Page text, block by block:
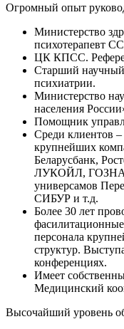
Огромный опыт
Министерство
психотерапевт
ЦК КПСС.
Старший
психиатрии.
Министерство
населения
Помощник
Среди клиентов
крупнейших
Беларусбанк,
ЛУКОЙЛ,
универсамов
СИБУР и т.д.
Более 30 лет
фасилитационные
персонала
структур.
конференциях.
Имеет
Медицинский
Высочайший уровень